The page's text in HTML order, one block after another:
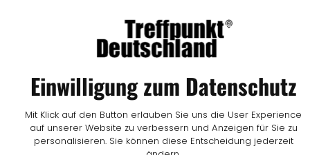
Einwilligung zum Datenschutz
Mit Klick auf den Button erlauben Sie uns die User Experience
auf unserer Website zu verbessern und Anzeigen für Sie zu
personalisieren. Sie können diese Entscheidung jederzeit